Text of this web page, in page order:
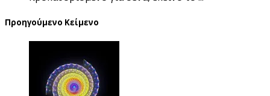
Προηγούμενο Κείμενο